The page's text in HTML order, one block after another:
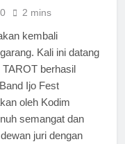
0 2 mins
kembali
Kali ini datang
berhasil
Ijo Fest
oleh Kodim
semangat dan
juri dengan